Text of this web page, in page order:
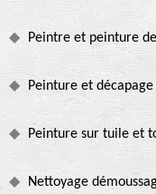
Peintre et peinture
Peinture et
Peinture sur tuile et
Nettoyage